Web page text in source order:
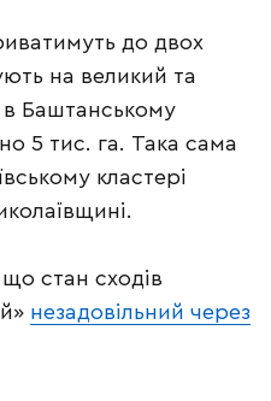
до двох
на великий та
в Баштанському
5 тис. га. Така сама
кластері
стан сходів
незадовільний через